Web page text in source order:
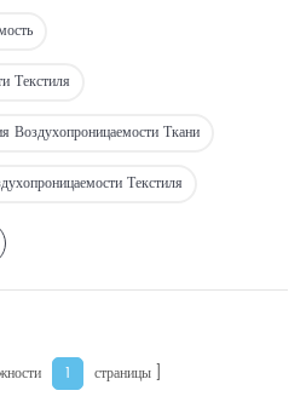
Текстиля
Воздухопроницаемости Ткани
Текстиля
1 страницы